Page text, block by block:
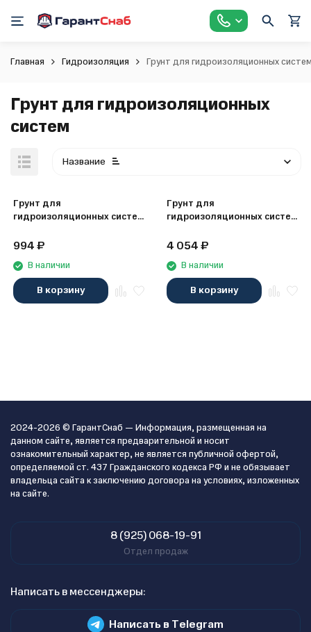
Главная Гидроизоляция Грунт для гидроизоляционных
Грунт для гидроизоляционных
систем
Название
Грунт для
гидроизоляционных систем
994₽
В наличии
В корзину
Грунт для
гидроизоляционных систем
4 054₽
В наличии
В корзину
2024-2026 © ГарантСнаб — Информация, размещенная на
данном сайте, является предварительной и носит
ознакомительный характер, не является публичной офертой,
определяемой ст. 437 Гражданского кодекса РФ и не обязывает
владельца сайта к заключению договора на условиях, изложенных
на сайте.
8 (925) 068-19-91
Отдел продаж
Написать в мессенджеры:
Написать в Telegram